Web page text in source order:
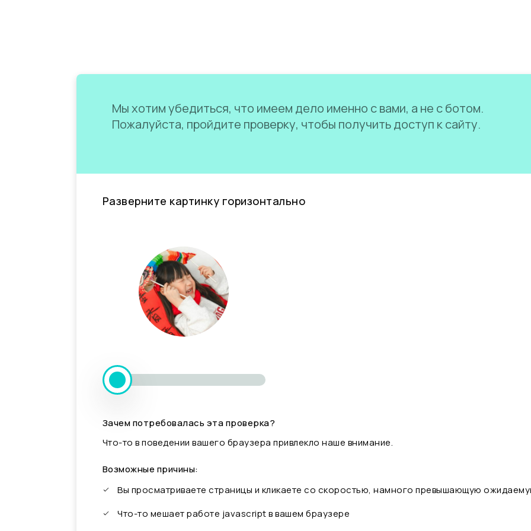
Мы хотим убедиться, что имеем дело именно с вами, а не с ботом.
Пожалуйста, пройдите проверку, чтобы получить доступ к сайту.
Разверните картинку горизонтально
Зачем потребовалась эта проверка?
Что-то в поведении вашего браузера привлекло наше внимание.
Возможные причины:
Вы просматриваете страницы и кликаете со скоростью, намного превышающую
Что-то мешает работе javascript в вашем браузере